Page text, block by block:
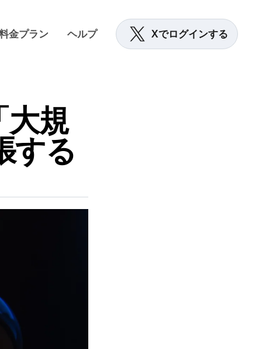
金プラン ヘルプ Xでログインする
大規
する